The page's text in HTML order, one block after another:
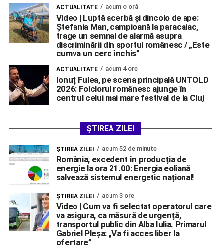
ACTUALITATE acum o oră
Video | Luptă acerbă și dincolo de ape:
Ștefania Man, campioană la paracaiac,
trage un semnal de alarmă asupra
discriminării din sportul românesc / „Este
cumva un cerc închis”
ACTUALITATE acum 4 ore
Ionuț Fulea, pe scena principală UNTOLD
2026: Folclorul românesc ajunge în
centrul celui mai mare festival de la Cluj
ȘTIREA ZILEI
ŞTIREA ZILEI acum 52 de minute
România, excedent în producția de
energie la ora 21.00: Energia eoliană
salvează sistemul energetic național!
ŞTIREA ZILEI acum 3 ore
Video | Cum va fi selectat operatorul care
va asigura, ca măsură de urgență,
transportul public din Alba Iulia. Primarul
Gabriel Pleșa: „Va fi acces liber la
ofertare”